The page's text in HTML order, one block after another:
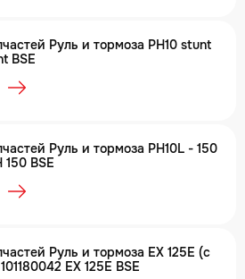
Руль и тормоза PH10 stunt
BSE
Руль и тормоза PH10L - 150
BSE
Руль и тормоза EX 125E (с
EX 125E BSE